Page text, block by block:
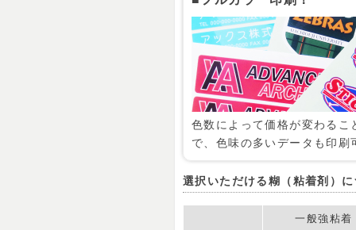
色数によって価格が変わるこ
で、色味の多いデータも印刷
選択いただける糊（粘着剤）
一般強粘着